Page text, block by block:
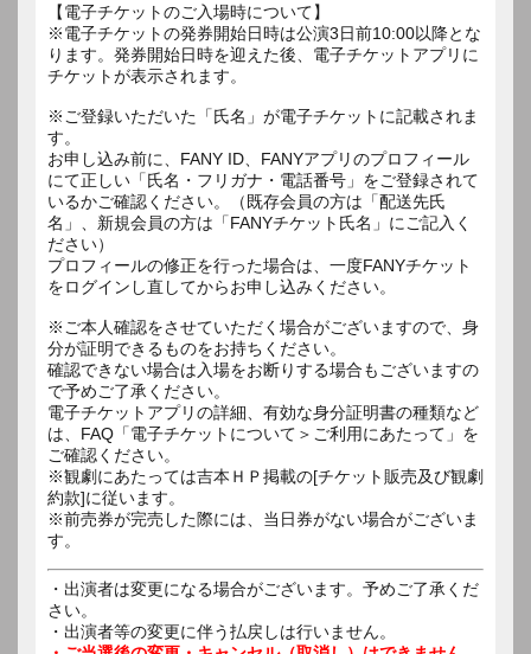
【電子チケットのご入場時について】
※電子チケットの発券開始日時は公演3日前10:00以降とな
ります。発券開始日時を迎えた後、電子チケットアプリに
チケットが表示されます。
※ご登録いただいた「氏名」が電子チケットに記載されま
す。
お申し込み前に、FANY ID、FANYアプリのプロフィール
にて正しい「氏名・フリガナ・電話番号」をご登録されて
いるかご確認ください。（既存会員の方は「配送先氏
名」、新規会員の方は「FANYチケット氏名」にご記入く
ださい）
プロフィールの修正を行った場合は、一度FANYチケット
をログインし直してからお申し込みください。
※ご本人確認をさせていただく場合がございますので、身
分が証明できるものをお持ちください。
確認できない場合は入場をお断りする場合もございますの
で予めご了承ください。
電子チケットアプリの詳細、有効な身分証明書の種類など
は、FAQ「電子チケットについて＞ご利用にあたって」を
ご確認ください。
※観劇にあたっては吉本ＨＰ掲載の[チケット販売及び観劇
約款]に従います。
※前売券が完売した際には、当日券がない場合がございま
す。
・出演者は変更になる場合がございます。予めご了承くだ
さい。
・出演者等の変更に伴う払戻しは行いません。